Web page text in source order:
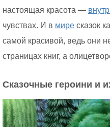
настоящая красота —
чувствах. И в мире сказок
самой красивой, ведь они
страницах книг, а
Сказочные героини и